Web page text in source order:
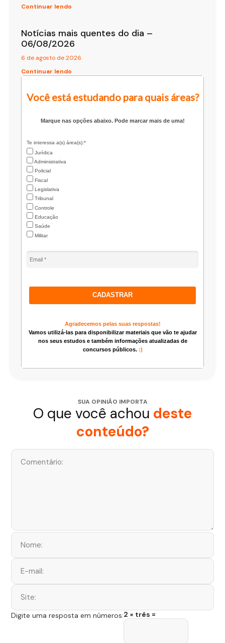
Continuar lendo
Notícias mais quentes do dia –
06/08/2026
6 de agosto de 2026
Continuar lendo
Você está estudando para quais áreas?
Marque nas opções abaixo. Pode marcar mais de uma!
Te interessa a(s) área(s):*
Jurídica
Administrativa
Policial
Fiscal
Legislativa
Tribunal
Controle
Educação
Saúde
Militar
CADASTRAR
Agradecemos pelas suas respostas!
Vamos utilizá-las para disponibilizar materiais que vão te ajudar
nos seus estudos e também informações atualizadas de
concursos públicos. :)
SUA OPINIÃO IMPORTA
O que você achou deste
conteúdo?
Digite uma resposta em números:2 × três =